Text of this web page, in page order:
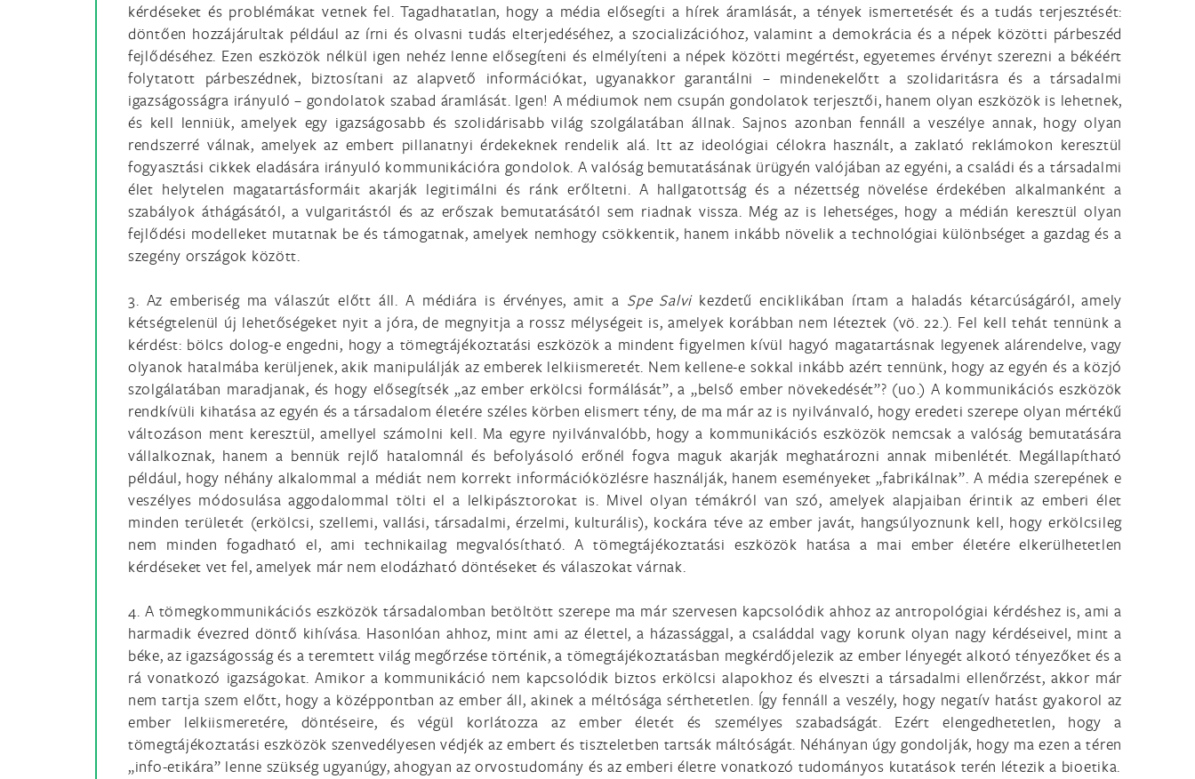
kérdéseket és problémákat vetnek fel. Tagadhatatlan, hogy a média elősegíti a hírek áramlását, a tények ismertetését és a tudás terjesztését:
döntően hozzájárultak például az írni és olvasni tudás elterjedéséhez, a szocializációhoz, valamint a demokrácia és a népek közötti párbeszéd
fejlődéséhez. Ezen eszközök nélkül igen nehéz lenne elősegíteni és elmélyíteni a népek közötti megértést, egyetemes érvényt szerezni a békéért
folytatott párbeszédnek, biztosítani az alapvető információkat, ugyanakkor garantálni – mindenekelőtt a szolidaritásra és a társadalmi
igazságosságra irányuló – gondolatok szabad áramlását. Igen! A médiumok nem csupán gondolatok terjesztői, hanem olyan eszközök is lehetnek,
és kell lenniük, amelyek egy igazságosabb és szolidárisabb világ szolgálatában állnak. Sajnos azonban fennáll a veszélye annak, hogy olyan
rendszerré válnak, amelyek az embert pillanatnyi érdekeknek rendelik alá. Itt az ideológiai célokra használt, a zaklató reklámokon keresztül
fogyasztási cikkek eladására irányuló kommunikációra gondolok. A valóság bemutatásának ürügyén valójában az egyéni, a családi és a társadalmi
élet helytelen magatartásformáit akarják legitimálni és ránk erőltetni. A hallgatottság és a nézettség növelése érdekében alkalmanként a
szabályok áthágásától, a vulgaritástól és az erőszak bemutatásától sem riadnak vissza. Még az is lehetséges, hogy a médián keresztül olyan
fejlődési modelleket mutatnak be és támogatnak, amelyek nemhogy csökkentik, hanem inkább növelik a technológiai különbséget a gazdag és a
szegény országok között.
3. Az emberiség ma válaszút előtt áll. A médiára is érvényes, amit a Spe Salvi kezdetű enciklikában írtam a haladás kétarcúságáról, amely
kétségtelenül új lehetőségeket nyit a jóra, de megnyitja a rossz mélységeit is, amelyek korábban nem léteztek (vö. 22.). Fel kell tehát tennünk a
kérdést: bölcs dolog-e engedni, hogy a tömegtájékoztatási eszközök a mindent figyelmen kívül hagyó magatartásnak legyenek alárendelve, vagy
olyanok hatalmába kerüljenek, akik manipulálják az emberek lelkiismeretét. Nem kellene-e sokkal inkább azért tennünk, hogy az egyén és a közjó
szolgálatában maradjanak, és hogy elősegítsék „az ember erkölcsi formálását”, a „belső ember növekedését”? (uo.) A kommunikációs eszközök
rendkívüli kihatása az egyén és a társadalom életére széles körben elismert tény, de ma már az is nyilvánvaló, hogy eredeti szerepe olyan mértékű
változáson ment keresztül, amellyel számolni kell. Ma egyre nyilvánvalóbb, hogy a kommunikációs eszközök nemcsak a valóság bemutatására
vállalkoznak, hanem a bennük rejlő hatalomnál és befolyásoló erőnél fogva maguk akarják meghatározni annak mibenlétét. Megállapítható
például, hogy néhány alkalommal a médiát nem korrekt információközlésre használják, hanem eseményeket „fabrikálnak”. A média szerepének e
veszélyes módosulása aggodalommal tölti el a lelkipásztorokat is. Mivel olyan témákról van szó, amelyek alapjaiban érintik az emberi élet
minden területét (erkölcsi, szellemi, vallási, társadalmi, érzelmi, kulturális), kockára téve az ember javát, hangsúlyoznunk kell, hogy erkölcsileg
nem minden fogadható el, ami technikailag megvalósítható. A tömegtájékoztatási eszközök hatása a mai ember életére elkerülhetetlen
kérdéseket vet fel, amelyek már nem elodázható döntéseket és válaszokat várnak.
4. A tömegkommunikációs eszközök társadalomban betöltött szerepe ma már szervesen kapcsolódik ahhoz az antropológiai kérdéshez is, ami a
harmadik évezred döntő kihívása. Hasonlóan ahhoz, mint ami az élettel, a házassággal, a családdal vagy korunk olyan nagy kérdéseivel, mint a
béke, az igazságosság és a teremtett világ megőrzése történik, a tömegtájékoztatásban megkérdőjelezik az ember lényegét alkotó tényezőket és a
rá vonatkozó igazságokat. Amikor a kommunikáció nem kapcsolódik biztos erkölcsi alapokhoz és elveszti a társadalmi ellenőrzést, akkor már
nem tartja szem előtt, hogy a középpontban az ember áll, akinek a méltósága sérthetetlen. Így fennáll a veszély, hogy negatív hatást gyakorol az
ember lelkiismeretére, döntéseire, és végül korlátozza az ember életét és személyes szabadságát. Ezért elengedhetetlen, hogy a
tömegtájékoztatási eszközök szenvedélyesen védjék az embert és tiszteletben tartsák máltóságát. Néhányan úgy gondolják, hogy ma ezen a téren
„info-etikára” lenne szükség ugyanúgy, ahogyan az orvostudomány és az emberi életre vonatkozó tudományos kutatások terén létezik a bioetika.